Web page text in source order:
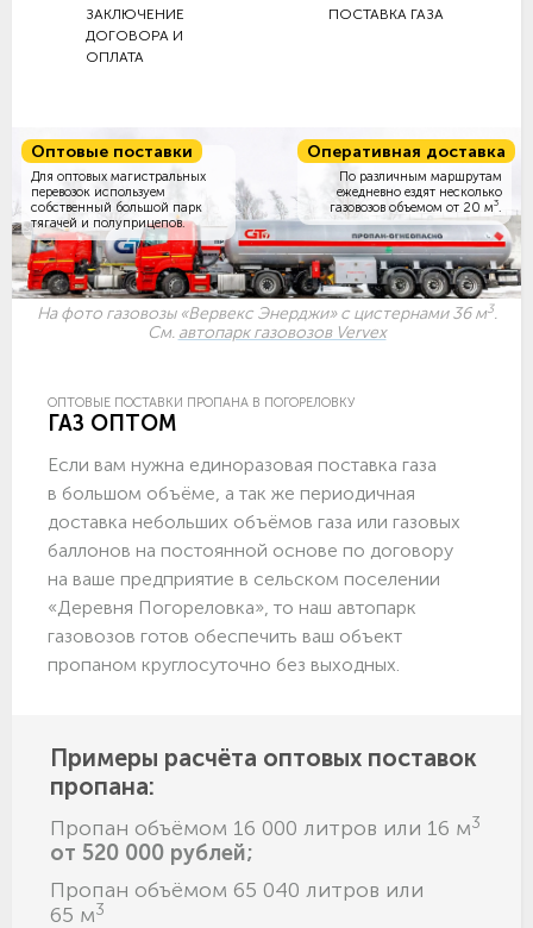
ЗАКЛЮЧЕНИЕ
ДОГОВОРА И
ОПЛАТА
ПОСТАВКА ГАЗА
Оптовые поставки
Для оптовых магистральных
перевозок используем
собственный большой парк
тягачей и полуприцепов.
Оперативная доставка
По различным маршрутам
ежедневно ездят несколько
газовозов объемом от 20 м3
На фото газовозы «Вервекс Энерджи» с цистернами 36 м3.
См. автопарк газовозов Vervex
ОПТОВЫЕ ПОСТАВКИ ПРОПАНА В ПОГОРЕЛОВКУ
ГАЗ ОПТОМ
Если вам нужна единоразовая поставка газа
в большом объёме, а так же периодичная
доставка небольших объёмов газа или газовых
баллонов на постоянной основе по договору
на ваше предприятие в сельском поселении
«Деревня Погореловка», то наш автопарк
газовозов готов обеспечить ваш объект
пропаном круглосуточно без выходных.
Примеры расчёта оптовых поставок
пропана:
Пропан объёмом 16 000 литров или 16 м3
от 520 000 рублей;
Пропан объёмом 65 040 литров или
65 м3